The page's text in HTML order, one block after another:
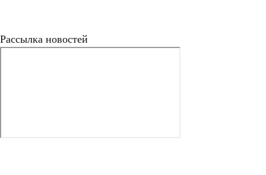
Рассылка новостей